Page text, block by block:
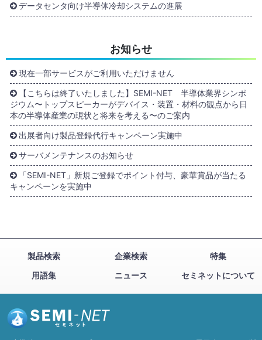
データセンタ向け半導体冷却システムの進展
お知らせ
現在一部サービスがご利用いただけません
【こちらは終了いたしました】SEMI-NET 半導体業界シンポ
ジウム〜トップスピーカーがデバイス・装置・材料の観点から日
本の半導体産業の現状と将来を考える〜のご案内
出展者向け製品登録代行キャンペーン実施中
サーバメンテナンスのお知らせ
「SEMI-NET」新規ご登録でポイント付与、豪華賞品が当たる
キャンペーンを実施中
製品検索 企業検索
特集
用語集
ニュース セミネットについて